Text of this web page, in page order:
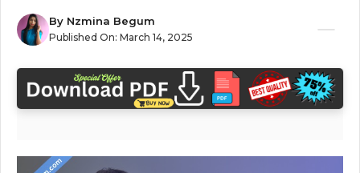
By Nzmina Begum
Published On: March 14, 2025